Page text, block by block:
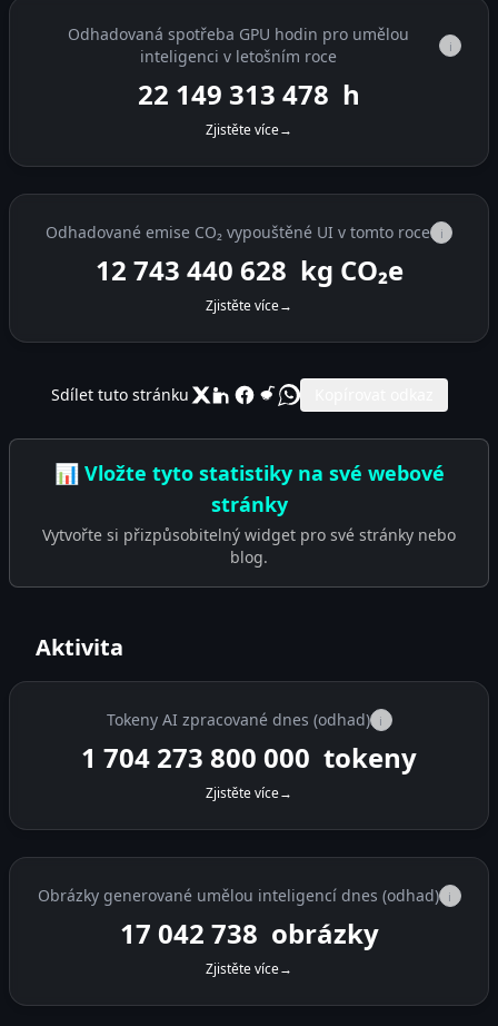
Odhadovaná spotřeba GPU hodin pro umělou
inteligenci v letošním roce
i
22 149 314 235 h
Zjistěte více→
Odhadované emise CO₂ vypouštěné UI v tomto roce i
12 743 441 064 kg CO₂e
Zjistěte více→
Sdílet tuto stránku
📊 Vložte tyto statistiky na své webové
stránky
Vytvořte si přizpůsobitelný widget pro své stránky nebo
blog.
Aktivita
Tokeny AI zpracované dnes (odhad) i
1 704 300 000 000 tokeny
Zjistěte více→
Obrázky generované umělou inteligencí dnes (odhad) i
17 043 000 obrázky
Zjistěte více→